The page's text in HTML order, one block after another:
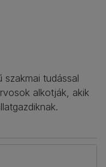
szakmai tudással
alkotják, akik